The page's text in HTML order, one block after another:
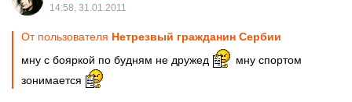
14:58, 31.01.2011
От пользователя Нетрезвый гражданин Сербии
мну с бояркой по будням не дружед
мну спортом
зонимается